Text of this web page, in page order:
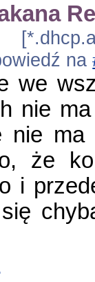
na
we
nie
nie
że
i